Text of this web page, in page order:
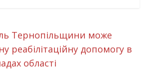
Тернопільщини може
реабілітаційну допомогу в
області